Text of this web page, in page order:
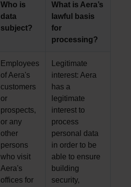
Who is
data
subject?
What is Aera’s
lawful basis
for
processing?
Employees
of Aera's
customers
or
prospects,
or any
other
persons
who visit
Aera's
offices for
Legitimate
interest: Aera
has a
legitimate
interest to
process
personal data
in order to be
able to ensure
building
security,